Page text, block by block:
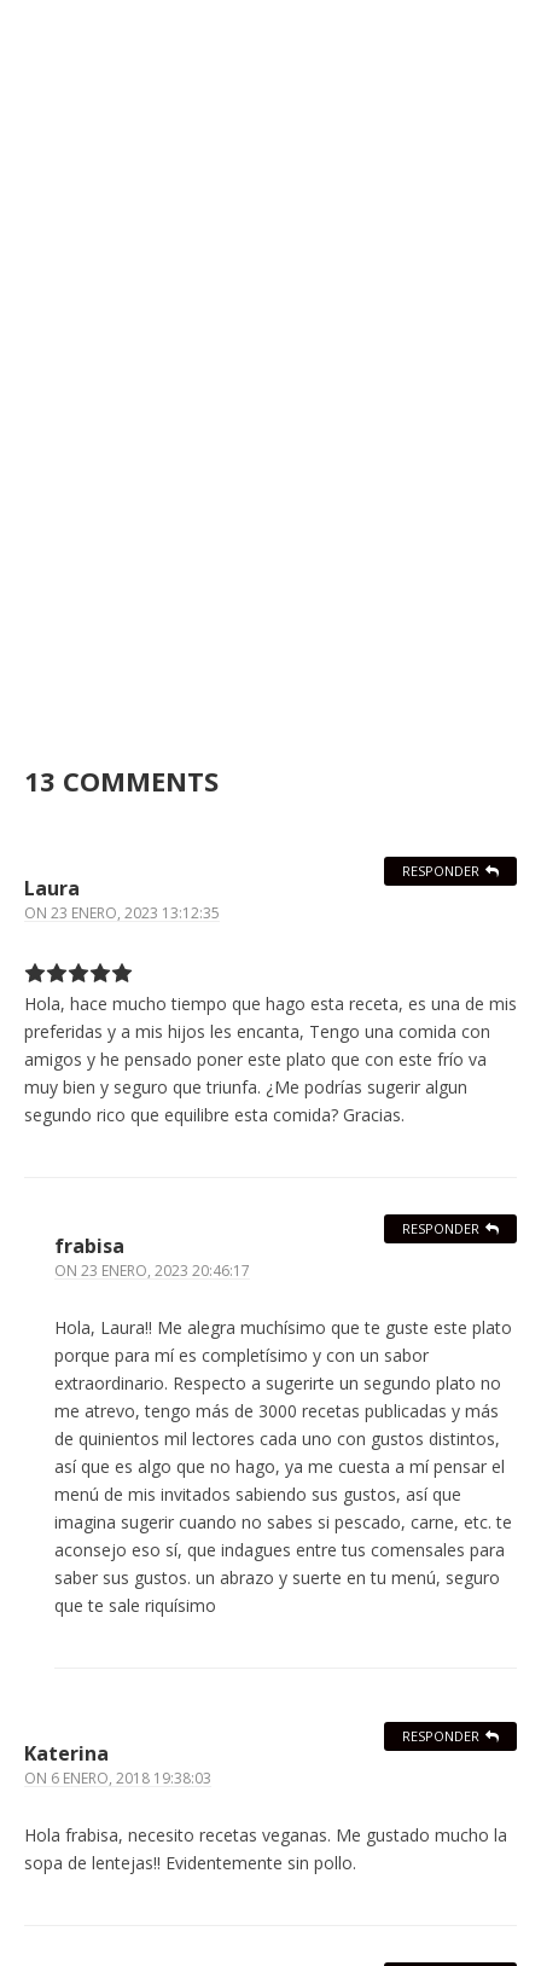
13 COMMENTS
Laura
ON 23 ENERO, 2023 13:12:35
Hola, hace mucho tiempo que hago esta receta, es una de mis
preferidas y a mis hijos les encanta, Tengo una comida con
amigos y he pensado poner este plato que con este frío va
muy bien y seguro que triunfa. ¿Me podrías sugerir algun
segundo rico que equilibre esta comida? Gracias.
RESPONDER
frabisa
ON 23 ENERO, 2023 20:46:17
Hola, Laura!! Me alegra muchísimo que te guste este plato
porque para mí es completísimo y con un sabor
extraordinario. Respecto a sugerirte un segundo plato no
me atrevo, tengo más de 3000 recetas publicadas y más
de quinientos mil lectores cada uno con gustos distintos,
así que es algo que no hago, ya me cuesta a mí pensar el
menú de mis invitados sabiendo sus gustos, así que
imagina sugerir cuando no sabes si pescado, carne, etc. te
aconsejo eso sí, que indagues entre tus comensales para
saber sus gustos. un abrazo y suerte en tu menú, seguro
que te sale riquísimo
RESPONDER
Katerina
ON 6 ENERO, 2018 19:38:03
Hola frabisa, necesito recetas veganas. Me gustado mucho la
sopa de lentejas!! Evidentemente sin pollo.
RESPONDER